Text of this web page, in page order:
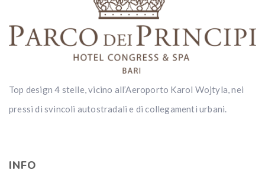
Top design 4 stelle, vicino all’Aeroporto Karol Wojtyla, nei
pressi di svincoli autostradali e di collegamenti urbani.
INFO